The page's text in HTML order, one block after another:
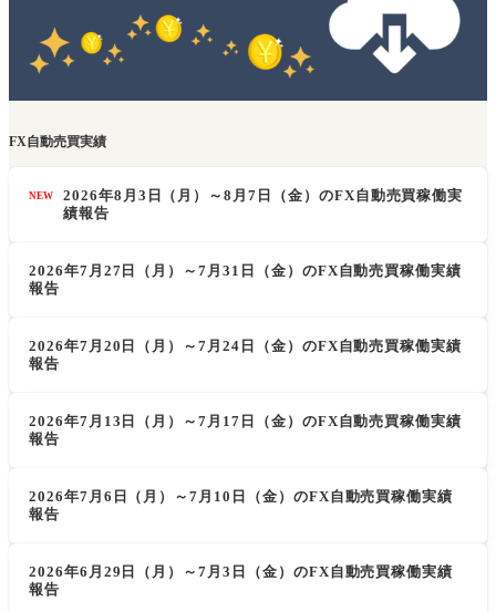
FX自動売買実績
NEW
2026年8月3日（月）～8月7日（金）のFX自動売買稼働実
績報告
2026年7月27日（月）～7月31日（金）のFX自動売買稼働実績
報告
2026年7月20日（月）～7月24日（金）のFX自動売買稼働実績
報告
2026年7月13日（月）～7月17日（金）のFX自動売買稼働実績
報告
2026年7月6日（月）～7月10日（金）のFX自動売買稼働実績
報告
2026年6月29日（月）～7月3日（金）のFX自動売買稼働実績
報告